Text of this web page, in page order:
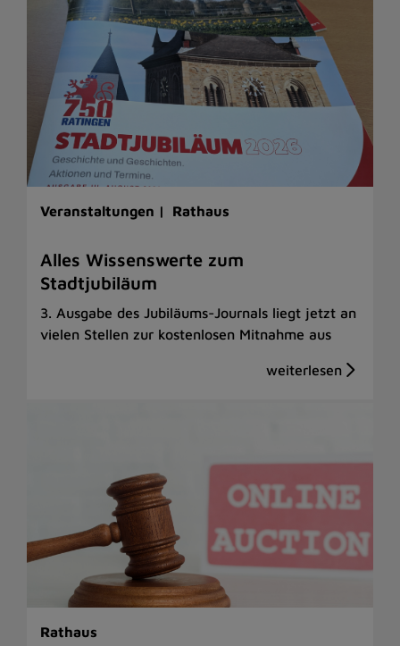
Veranstaltungen | Rathaus
Alles Wissenswerte zum
Stadtjubiläum
3. Ausgabe des Jubiläums-Journals liegt jetzt an
vielen Stellen zur kostenlosen Mitnahme aus
Rathaus